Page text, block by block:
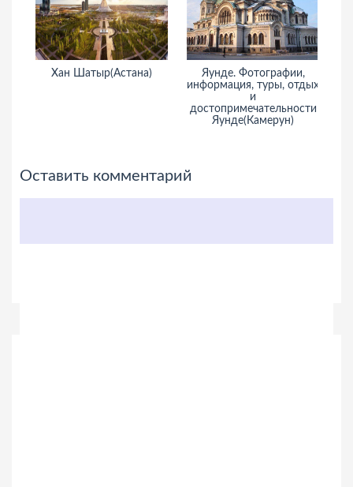
Хан Шатыр(Астана)
Яунде. Фотографии,
информация, туры, отдых
и
достопримечательности
Яунде(Камерун)
Оставить комментарий